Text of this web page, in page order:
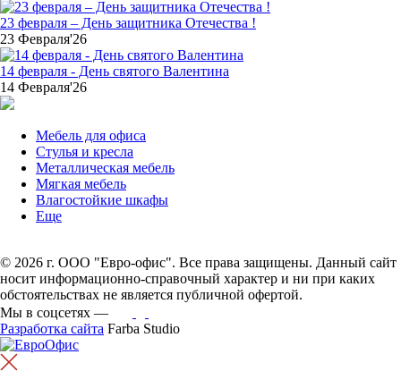
23 февраля – День защитника Отечества !
23 Февраля'26
14 февраля - День святого Валентина
14 Февраля'26
Мебель для офиса
Стулья и кресла
Металлическая мебель
Мягкая мебель
Влагостойкие шкафы
Еще
© 2026 г. ООО "Евро-офис". Все права защищены. Данный сайт
носит информационно-справочный характер и ни при каких
обстоятельствах не является публичной офертой.
Мы в соцсетях —
Разработка сайта Farba Studio